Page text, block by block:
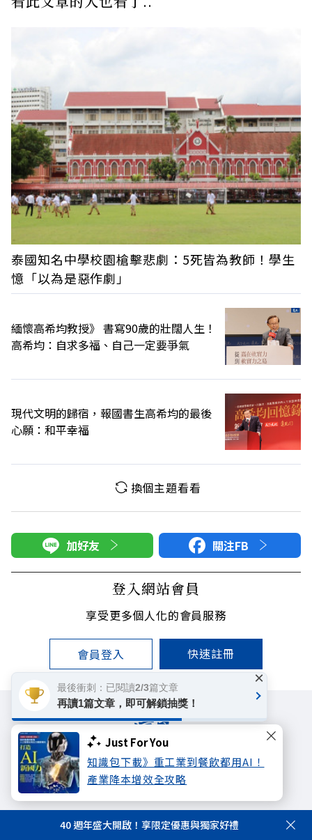
Just For You
知識包下載》重工業到餐飲都用AI！
產業降本增效全攻略
泰國知名中學校園槍擊悲劇：5死皆為教師！學生
憶「以為是惡作劇」
緬懷高希均教授》 書寫90歲的壯闊人生！
高希均：自求多福、自己一定要爭氣
現代文明的歸宿，報國書生高希均的最後
心願：和平幸福
換個主題看看
加好友 關注FB
登入網站會員
享受更多個人化的會員服務
會員登入 快速註冊
遠見雜誌 哈佛商業評論
天下文化
未來親子學習平台
50+
著作權聲明 隱私權政策
40 週年盛大開啟！享限定優惠與獨家好禮
最後衝刺：已閱讀2/3篇文章
再讀1篇文章，即可解鎖抽獎！
×